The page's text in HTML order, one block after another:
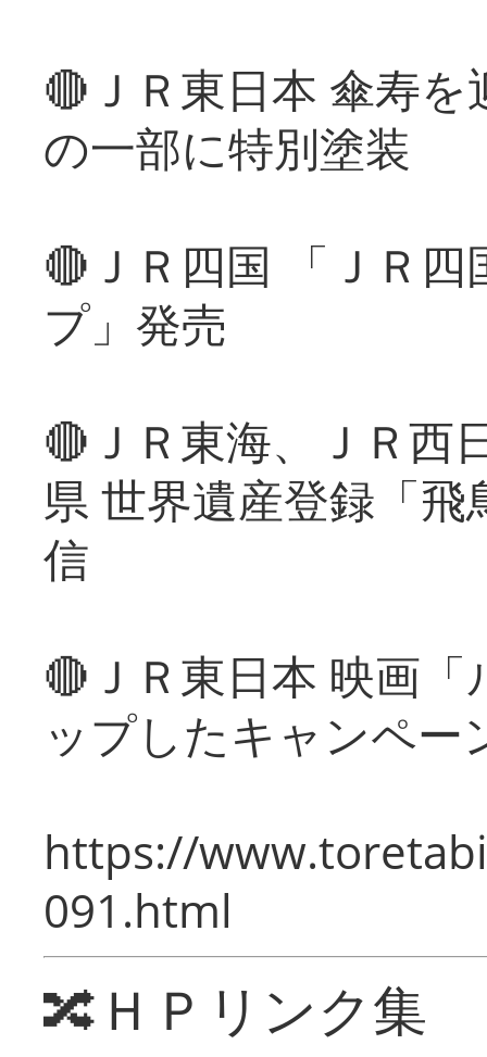
🔴ＪＲ東日本 傘寿
の一部に特別塗装
🔴ＪＲ四国 「ＪＲ
プ」発売
🔴ＪＲ東海、ＪＲ西
県 世界遺産登録「
信
🔴ＪＲ東日本 映画
ップしたキャンペー
https://
091.html
🔀ＨＰリンク集